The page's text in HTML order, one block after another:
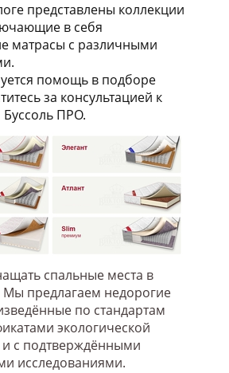
представлены коллекции
в себя
матрасы с различными
помощь в подборе
за консультацией к
ПРО.
спальные места в
Мы предлагаем недорогие
по стандартам
экологической
и с подтверждёнными
исследованиями.